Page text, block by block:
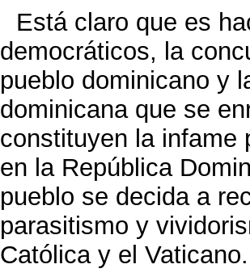
Está claro que es
democráticos, la
pueblo dominicano y
dominicana que se
constituyen la infame
en la República
pueblo se decida a
parasitismo y
Católica y el Vaticano.